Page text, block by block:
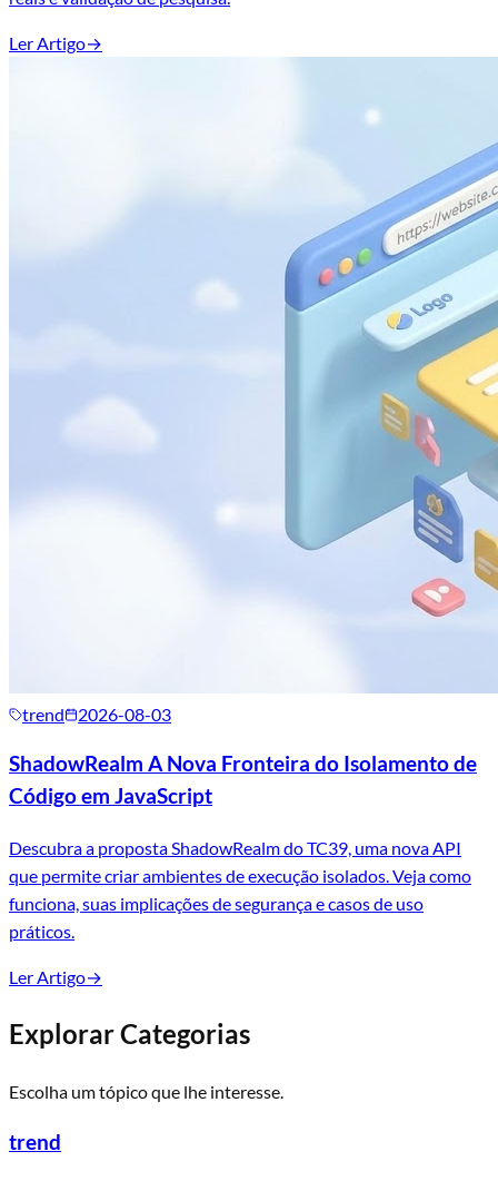
Ler Artigo→
trend 2026-08-03
ShadowRealm A Nova Fronteira do Isolamento de
Código em JavaScript
Descubra a proposta ShadowRealm do TC39, uma nova API
que permite criar ambientes de execução isolados. Veja como
funciona, suas implicações de segurança e casos de uso
práticos.
Ler Artigo→
Explorar Categorias
Escolha um tópico que lhe interesse.
trend